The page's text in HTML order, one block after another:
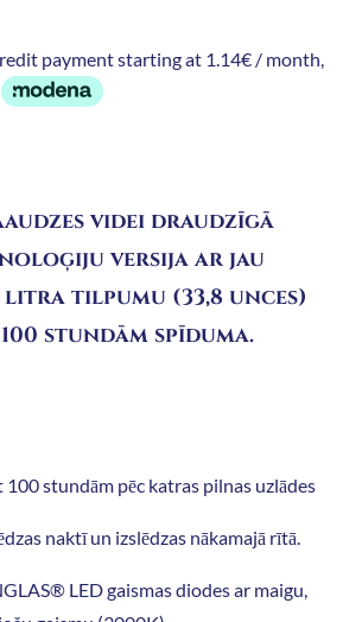
payment starting at 1.14€ / month,
videi draudzīgā
versija ar jau
litra tilpumu (33,8 unces)
stundām spīduma.
stundām pēc katras pilnas uzlādes
naktī un izslēdzas nākamajā rītā.
LED gaismas diodes ar maigu,